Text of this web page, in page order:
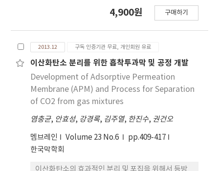
라서 기체분리 분리막용으로 다양한 고분자를 시험한
와 높은 화학적 열적 안정성, 그리고 물리적 안정성으
로 많은 주목을 받아왔다. 따라서 본고에서는 기체분
리용 폴리이미드 소재의 개발동향과 분리막의 제조방
법, 기체 분리의 원리에 대하여 다루었다.
4,900원 구매하기
2013.12 구독 인증기관 무료, 개인회원 유료
이산화탄소 분리를 위한 흡착투과막 및 공정 개발
Development of Adsorptive Permeation
Membrane (APM) and Process for Separation
of CO2 from gas mixtures
염충균, 안효성, 강경록, 김주열, 한진수, 권건오
멤브레인 Volume 23 No.6
pp.409-417
한국막학회